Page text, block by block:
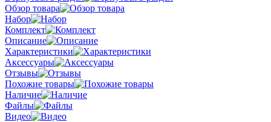
Обзор товара
Набор
Комплект
Описание
Характеристики
Аксессуары
Отзывы
Похожие товары
Наличие
Файлы
Видео